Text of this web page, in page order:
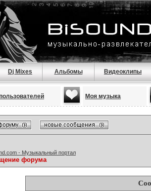
Dj Mixes Альбомы Видеоклипы
Моя музыка
- Музыкальный портал
форума